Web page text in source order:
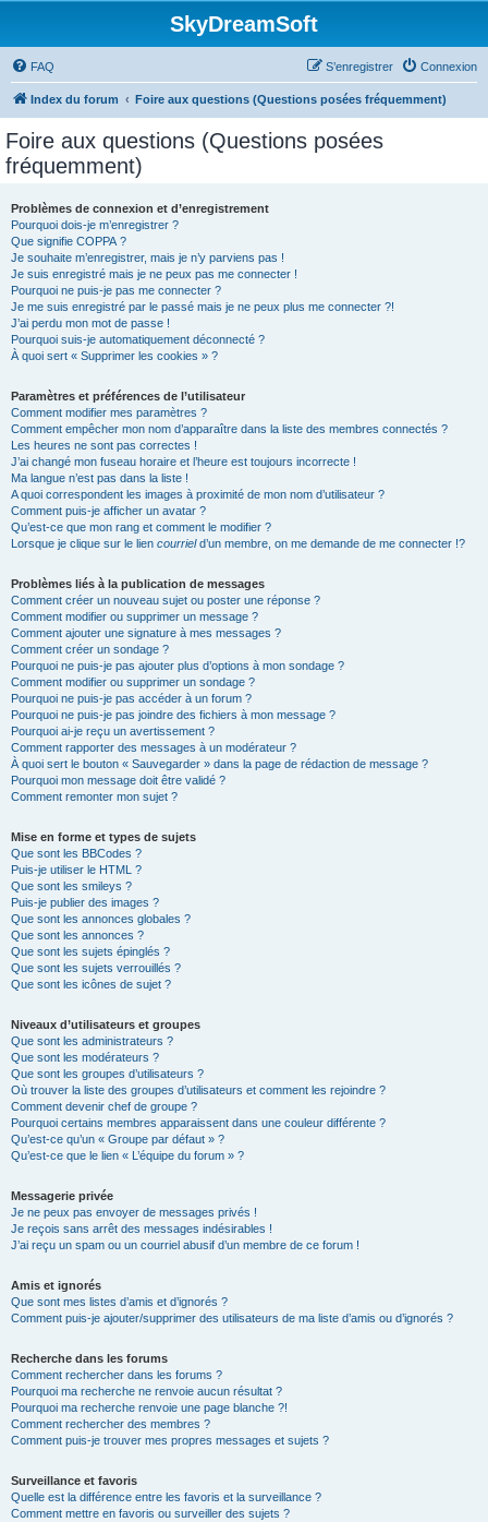
SkyDreamSoft
FAQ Connexion
S’enregistrer
Index du forum Foire aux questions (Questions posées fréquemment)
Foire aux questions (Questions posées
fréquemment)
Problèmes de connexion et d’enregistrement
Pourquoi dois-je m’enregistrer ?
Que signifie COPPA ?
Je souhaite m’enregistrer, mais je n’y parviens pas !
Je suis enregistré mais je ne peux pas me connecter !
Pourquoi ne puis-je pas me connecter ?
Je me suis enregistré par le passé mais je ne peux plus me connecter ?!
J’ai perdu mon mot de passe !
Pourquoi suis-je automatiquement déconnecté ?
À quoi sert « Supprimer les cookies » ?
Paramètres et préférences de l’utilisateur
Comment modifier mes paramètres ?
Comment empêcher mon nom d’apparaître dans la liste des membres connectés ?
Les heures ne sont pas correctes !
J’ai changé mon fuseau horaire et l’heure est toujours incorrecte !
Ma langue n’est pas dans la liste !
A quoi correspondent les images à proximité de mon nom d’utilisateur ?
Comment puis-je afficher un avatar ?
Qu’est-ce que mon rang et comment le modifier ?
Lorsque je clique sur le lien courrield’un membre, on me demande de me connecter !?
Problèmes liés à la publication de messages
Comment créer un nouveau sujet ou poster une réponse ?
Comment modifier ou supprimer un message ?
Comment ajouter une signature à mes messages ?
Comment créer un sondage ?
Pourquoi ne puis-je pas ajouter plus d’options à mon sondage ?
Comment modifier ou supprimer un sondage ?
Pourquoi ne puis-je pas accéder à un forum ?
Pourquoi ne puis-je pas joindre des fichiers à mon message ?
Pourquoi ai-je reçu un avertissement ?
Comment rapporter des messages à un modérateur ?
À quoi sert le bouton « Sauvegarder » dans la page de rédaction de message ?
Pourquoi mon message doit être validé ?
Comment remonter mon sujet ?
Mise en forme et types de sujets
Que sont les BBCodes ?
Puis-je utiliser le HTML ?
Que sont les smileys ?
Puis-je publier des images ?
Que sont les annonces globales ?
Que sont les annonces ?
Que sont les sujets épinglés ?
Que sont les sujets verrouillés ?
Que sont les icônes de sujet ?
Niveaux d’utilisateurs et groupes
Que sont les administrateurs ?
Que sont les modérateurs ?
Que sont les groupes d’utilisateurs ?
Où trouver la liste des groupes d’utilisateurs et comment les rejoindre ?
Comment devenir chef de groupe ?
Pourquoi certains membres apparaissent dans une couleur différente ?
Qu’est-ce qu’un « Groupe par défaut » ?
Qu’est-ce que le lien « L’équipe du forum » ?
Messagerie privée
Je ne peux pas envoyer de messages privés !
Je reçois sans arrêt des messages indésirables !
J’ai reçu un spam ou un courriel abusif d’un membre de ce forum !
Amis et ignorés
Que sont mes listes d’amis et d’ignorés ?
Comment puis-je ajouter/supprimer des utilisateurs de ma liste d’amis ou d’ignorés ?
Recherche dans les forums
Comment rechercher dans les forums ?
Pourquoi ma recherche ne renvoie aucun résultat ?
Pourquoi ma recherche renvoie une page blanche ?!
Comment rechercher des membres ?
Comment puis-je trouver mes propres messages et sujets ?
Surveillance et favoris
Quelle est la différence entre les favoris et la surveillance ?
Comment mettre en favoris ou surveiller des sujets ?